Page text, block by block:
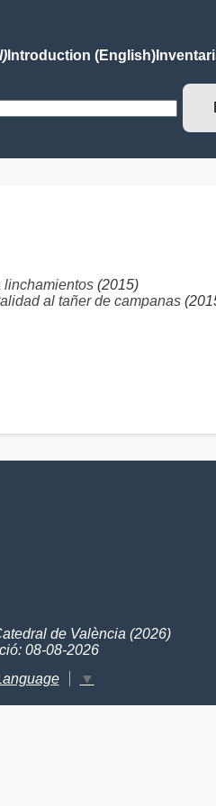
Introduction (English)
linchamientos (2015)
al tañer de campanas
de València (2026)
08-08-2026
▼